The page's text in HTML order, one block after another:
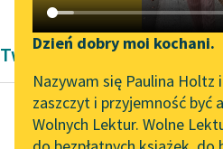
Katalog DAISY
Podkasty o książkach
Aktualności
„Prokurator Alicja Horn”
do słuchania
Dzień dobry moi kochani.
Nazywam się Paulina Holtz
zaszczyt i przyjemność być
Wolnych Lektur. Wolne
Twórczość Władysława